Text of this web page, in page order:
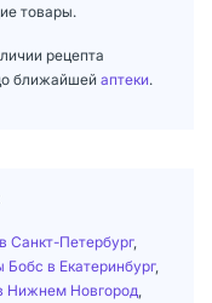
товары.
рецепта
ближайшей аптеки.
Санкт-Петербург,
Бобс в Екатеринбург,
Нижнем Новгород